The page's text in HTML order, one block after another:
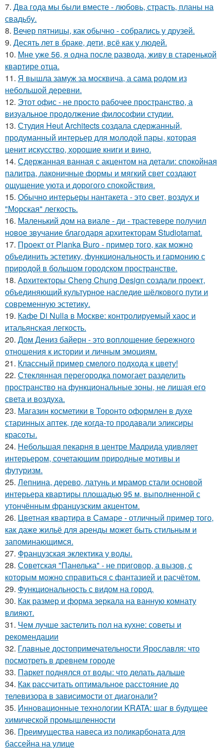
7. Два года мы были вместе - любовь, страсть, планы на
свадьбу.
8. Вечер пятницы, как обычно - собрались у друзей.
9. Десять лет в браке, дети, всё как у людей.
10. Мне уже 56, я одна после развода, живу в старенькой
квартире отца.
11. Я вышла замуж за москвича, а сама родом из
небольшой деревни.
12. Этот офис - не просто рабочее пространство, а
визуальное продолжение философии студии.
13. Студия Heut Architects создала сдержанный,
продуманный интерьер для молодой пары, которая
ценит искусство, хорошие книги и вино.
14. Сдержанная ванная с акцентом на детали: спокойная
палитра, лаконичные формы и мягкий свет создают
ощущение уюта и дорогого спокойствия.
15. Обычно интерьеры нантакета - это свет, воздух и
"Морская" легкость.
16. Маленький дом на виале - ди - трастевере получил
новое звучание благодаря архитекторам Studiotamat.
17. Проект от Planka Buro - пример того, как можно
объединить эстетику, функциональность и гармонию с
природой в большом городском пространстве.
18. Архитекторы Cheng Chung Design создали проект,
объединяющий культурное наследие шёлкового пути и
современную эстетику.
19. Кафе Di Nulla в Москве: контролируемый хаос и
итальянская легкость.
20. Дом Дениз байерн - это воплощение бережного
отношения к истории и личным эмоциям.
21. Классный пример смелого подхода к цвету!
22. Стеклянная перегородка помогает разделить
пространство на функциональные зоны, не лишая его
света и воздуха.
23. Магазин косметики в Торонто оформлен в духе
старинных аптек, где когда-то продавали эликсиры
красоты.
24. Небольшая пекарня в центре Мадрида удивляет
интерьером, сочетающим природные мотивы и
футуризм.
25. Лепнина, дерево, латунь и мрамор стали основой
интерьера квартиры площадью 95 м, выполненной с
утончённым французским акцентом.
26. Цветная квартира в Самаре - отличный пример того,
как даже жильё для аренды может быть стильным и
запоминающимся.
27. Французская эклектика у воды.
28. Советская "Панелька" - не приговор, а вызов, с
которым можно справиться с фантазией и расчётом.
29. Функциональность с видом на город.
30. Как размер и форма зеркала на ванную комнату
влияют.
31. Чем лучше застелить пол на кухне: советы и
рекомендации
32. Главные достопримечательности Ярославля: что
посмотреть в древнем городе
33. Паркет поднялся от воды: что делать дальше
34. Как рассчитать оптимальное расстояние до
телевизора в зависимости от диагонали?
35. Инновационные технологии KRATA: шаг в будущее
химической промышленности
36. Преимущества навеса из поликарбоната для
бассейна на улице